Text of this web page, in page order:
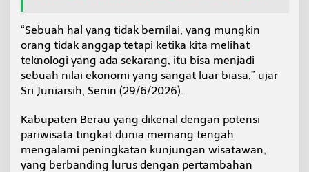
n
a
i
n
g
k
a
n
“Sebuah hal yang tidak bernilai, yang mungkin
orang tidak anggap tetapi ketika kita melihat
teknologi yang ada sekarang, itu bisa menjadi
sebuah nilai ekonomi yang sangat luar biasa,” ujar
Sri Juniarsih, Senin (29/6/2026).
Kabupaten Berau yang dikenal dengan potensi
pariwisata tingkat dunia memang tengah
mengalami peningkatan kunjungan wisatawan,
yang berbanding lurus dengan pertambahan